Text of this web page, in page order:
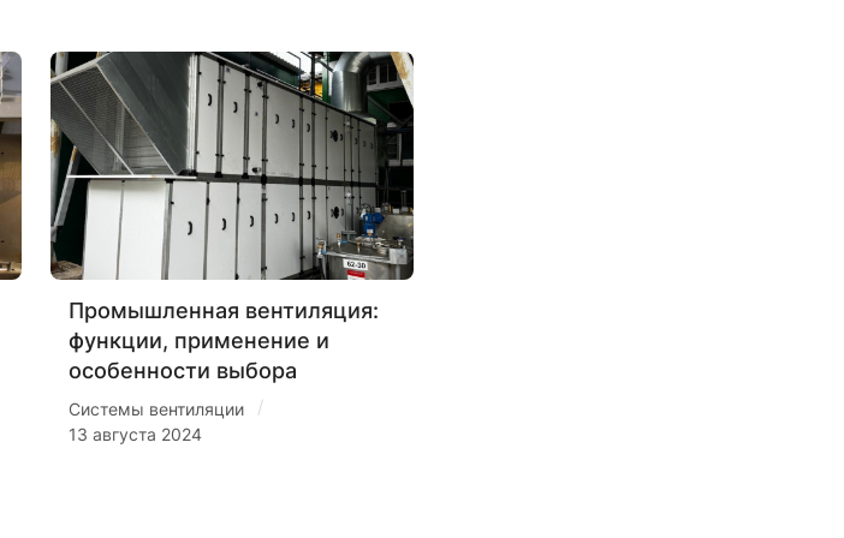
Промышленная вентиляция:
функции, применение и
особенности выбора
Системы вентиляции /
13 августа 2024